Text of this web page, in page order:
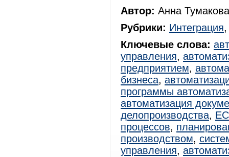
Автор: Анна
Рубрики: Интеграция
Ключевые слова:
управления,
предприятием,
бизнеса,
программы
автоматизация
делопроизводства,
процессов,
производством,
управления,